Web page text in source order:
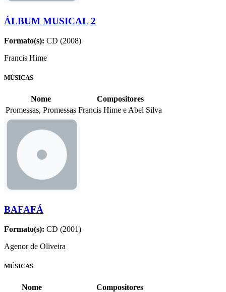
ÁLBUM MUSICAL 2
Formato(s): CD (2008)
Francis Hime
MÚSICAS
Nome
Compositores
Promessas, Promessas Francis Hime e Abel Silva
BAFAFÁ
Formato(s): CD (2001)
Agenor de Oliveira
MÚSICAS
Nome
Compositores